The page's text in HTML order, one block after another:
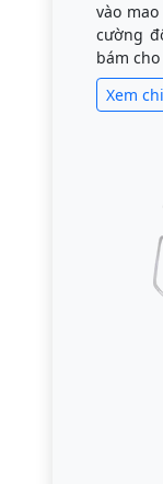
vào
cường
bám
Xem